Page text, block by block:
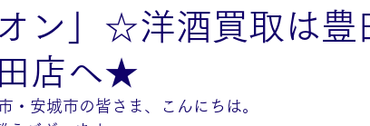
ン」☆洋酒買取は豊
店へ★
・安城市の皆さま、こんにちは。